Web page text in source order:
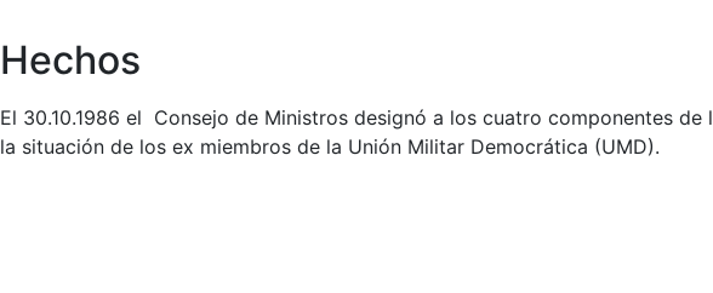
Hechos
El 30.10.1986 el Consejo de Ministros designó a los cuatro componentes
la situación de los ex miembros de la Unión Militar Democrática (UMD).